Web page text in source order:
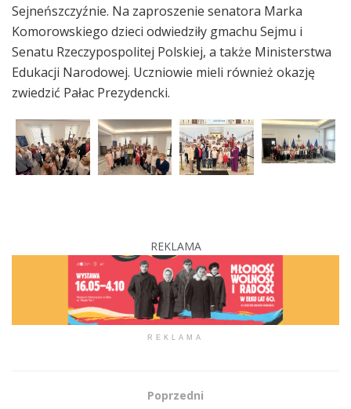
Sejneńszczyźnie. Na zaproszenie senatora Marka
Komorowskiego dzieci odwiedziły gmachu Sejmu i
Senatu Rzeczypospolitej Polskiej, a także Ministerstwa
Edukacji Narodowej. Uczniowie mieli również okazję
zwiedzić Pałac Prezydencki.
REKLAMA
REKLAMA
Poprzedni